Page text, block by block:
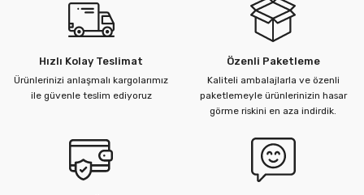
Hızlı Kolay Teslimat
Ürünlerinizi anlaşmalı kargolarımız
ile güvenle teslim ediyoruz
Özenli Paketleme
Kaliteli ambalajlarla ve özenli
paketlemeyle ürünlerinizin hasar
görme riskini en aza indirdik.